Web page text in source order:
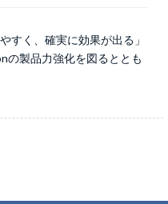
すく、確実に効果が出る」
の製品力強化を図るととも